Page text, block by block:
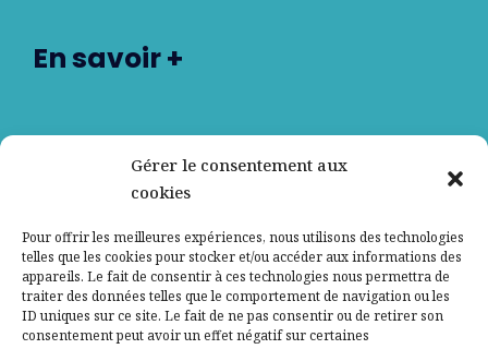
Gérer le consentement aux
cookies
Pour offrir les meilleures expériences, nous utilisons des technologies
telles que les cookies pour stocker et/ou accéder aux informations des
appareils. Le fait de consentir à ces technologies nous permettra de
traiter des données telles que le comportement de navigation ou les
ID uniques sur ce site. Le fait de ne pas consentir ou de retirer son
consentement peut avoir un effet négatif sur certaines
En savoir +
Contactez-nous
Mentions légales